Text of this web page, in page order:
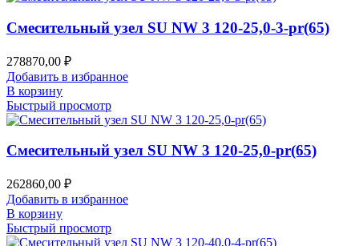
Смесительный узел SU NW 3 120-25,0-3-pr(65)
278870,00 ₽
Добавить в избранное
В корзину
Быстрый просмотр
Смесительный узел SU NW 3 120-25,0-pr(65)
262860,00 ₽
Добавить в избранное
В корзину
Быстрый просмотр